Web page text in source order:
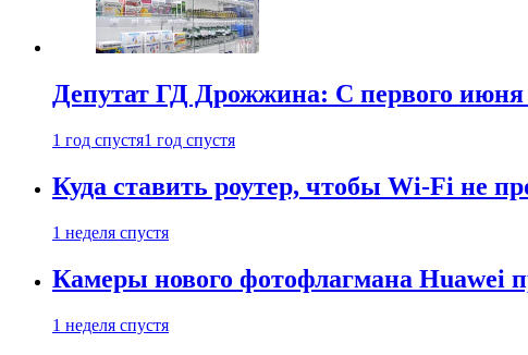
Депутат ГД Дрожжина: С первого июня
1 год спустя1 год спустя
Куда ставить роутер, чтобы Wi-Fi не
1 неделя спустя
Камеры нового фотофлагмана Huawei
1 неделя спустя